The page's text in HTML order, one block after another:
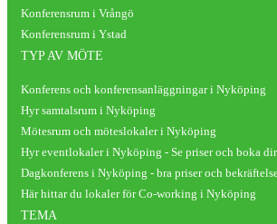
Konferensrum i Vrångö
Konferensrum i Ystad
TYP AV MÖTE
Konferens och konferensanläggningar i Nyköping
Hyr samtalsrum i Nyköping
Mötesrum och möteslokaler i Nyköping
Hyr eventlokaler i Nyköping - Se priser och boka
Dagkonferens i Nyköping - bra priser och
Här hittar du lokaler för Co-working i Nyköping
TEMA